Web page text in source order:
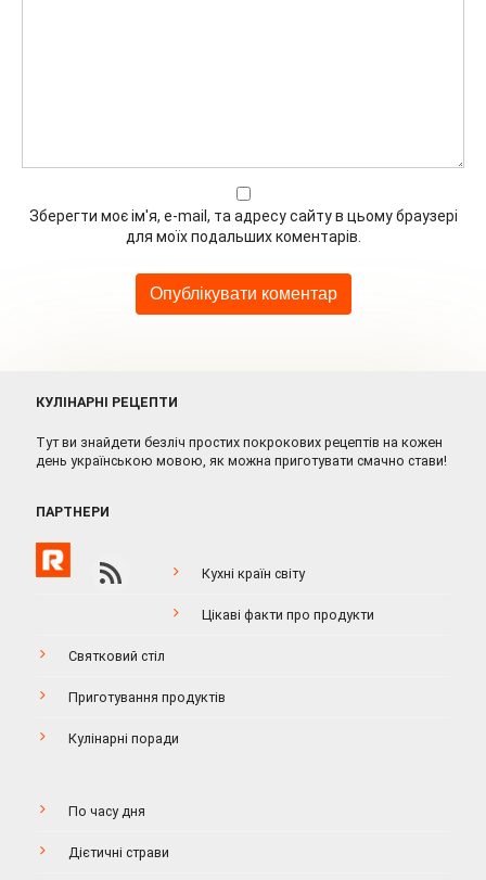
Зберегти моє ім'я, e-mail, та адресу сайту в цьому браузері
для моїх подальших коментарів.
КУЛІНАРНІ РЕЦЕПТИ
Тут ви знайдети безліч простих покрокових рецептів на кожен
день українською мовою, як можна приготувати смачно стави!
ПАРТНЕРИ
Кухні країн світу
Цікаві факти про продукти
Святковий стіл
Приготування продуктів
Кулінарні поради
По часу дня
Дієтичні страви